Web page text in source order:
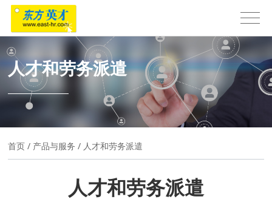
人才和劳务派遣
首页 / 产品与服务 / 人才和劳务派遣
人才和劳务派遣